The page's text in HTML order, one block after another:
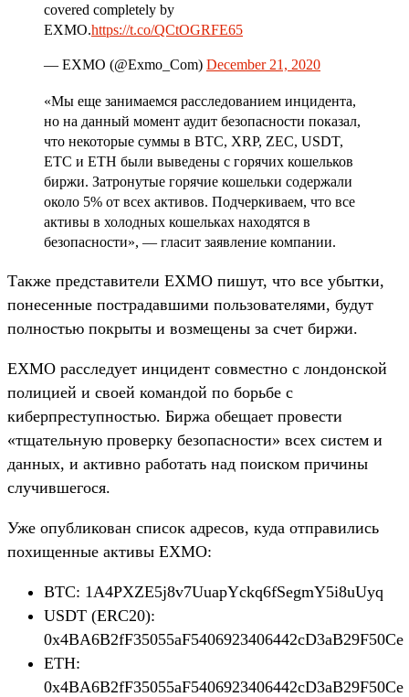
covered completely by
EXMO.https://t.co/QCtOGRFE65
— EXMO (@Exmo_Com) December 21, 2020
«Мы еще занимаемся расследованием инцидента,
но на данный момент аудит безопасности показал,
что некоторые суммы в BTC, XRP, ZEC, USDT,
ETC и ETH были выведены с горячих кошельков
биржи. Затронутые горячие кошельки содержали
около 5% от всех активов. Подчеркиваем, что все
активы в холодных кошельках находятся в
безопасности», — гласит заявление компании.
Также представители EXMO пишут, что все убытки,
понесенные пострадавшими пользователями, будут
полностью покрыты и возмещены за счет биржи.
EXMO расследует инцидент совместно с лондонской
полицией и своей командой по борьбе с
киберпреступностью. Биржа обещает провести
«тщательную проверку безопасности» всех систем и
данных, и активно работать над поиском причины
случившегося.
Уже опубликован список адресов, куда отправились
похищенные активы EXMO:
BTC: 1A4PXZE5j8v7UuapYckq6fSegmY5i8uUyq
USDT (ERC20):
0x4BA6B2fF35055aF5406923406442cD3aB29F50Ce
ETH:
0x4BA6B2fF35055aF5406923406442cD3aB29F50Ce